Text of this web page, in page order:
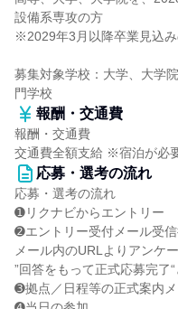
設備系専攻の方
※2029年3月以降卒業見込
募集対象学校：大学、大学
門学校
報酬・交通費
報酬・交通費
交通費全額支給 ※宿泊が必
応募・選考の流れ
応募・選考の流れ
➊リクナビからエントリー
➋エントリー受付メール受信
メール内のURLよりアンケ
”回答をもって正式応募完了
➌拠点／日程等の正式案内